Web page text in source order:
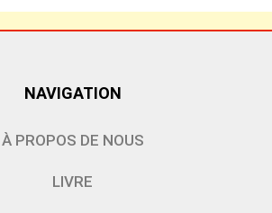
NAVIGATION
À PROPOS DE NOUS
LIVRE